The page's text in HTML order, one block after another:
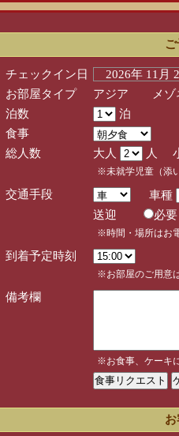
チェックイン日
2026年 11
お部屋タイプ
アジア メゾネ
泊数
泊
食事
総人数
大人 人
※未就学児童（添
交通手段
車種
送迎
※時間・場所はお
到着予定時刻
※お部屋のご用意
備考欄
※お食事、ケーキ